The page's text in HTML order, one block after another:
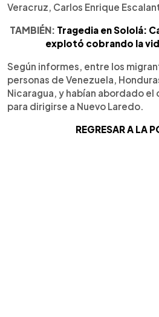
Veracruz, Carlos Enrique
TAMBIÉN: Tragedia en Sololá:
explotó cobrando la
Según informes, entre los
personas de Venezuela,
Nicaragua, y habían abordado el
para dirigirse a Nuevo Laredo.
REGRESAR A LA